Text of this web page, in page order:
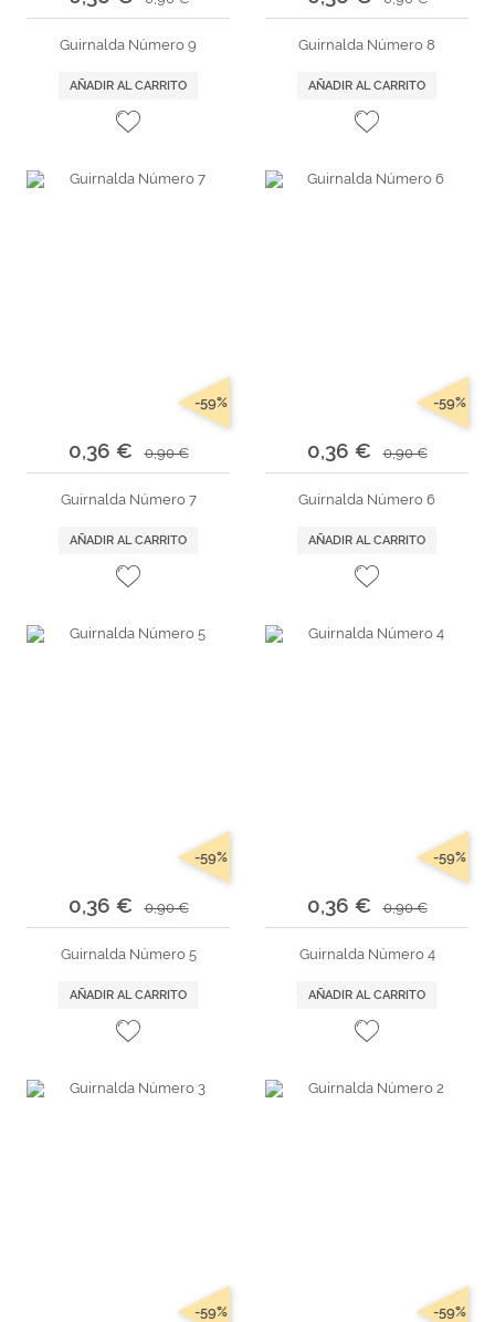
Guirnalda Número 9
AÑADIR AL CARRITO
Guirnalda Número 8
AÑADIR AL CARRITO
0,36 € 0,90 €
-59%
Guirnalda Número 7
AÑADIR AL CARRITO
0,36 € 0,90 €
-59%
Guirnalda Número 6
AÑADIR AL CARRITO
0,36 € 0,90 €
-59%
Guirnalda Número 5
AÑADIR AL CARRITO
0,36 € 0,90 €
-59%
Guirnalda Número 4
AÑADIR AL CARRITO
-59% -59%